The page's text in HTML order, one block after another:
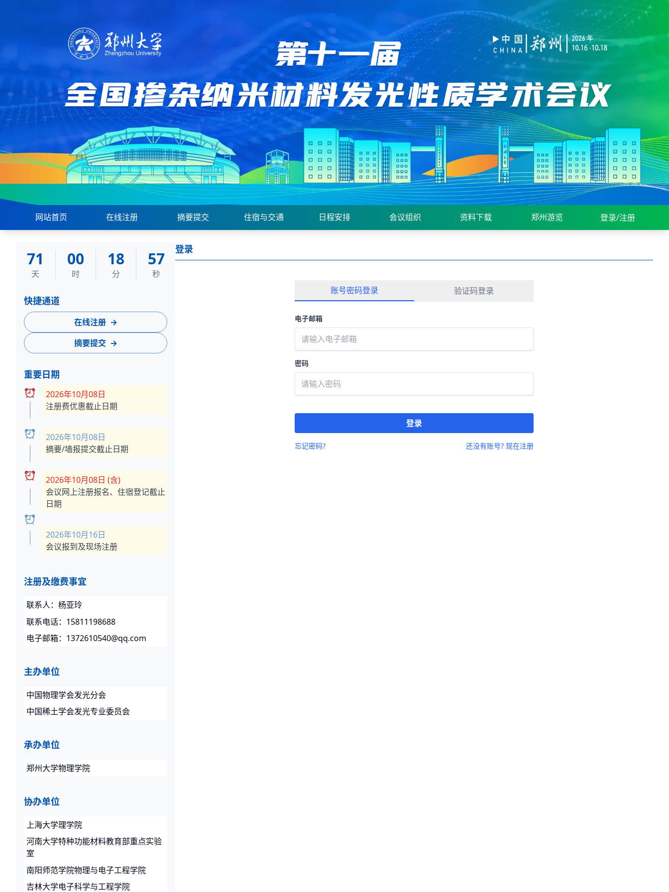
网站首页 在线注册 摘要提交 住宿与交通 日程安排 会议组织 资料下载 郑州游览 登录/注册
71
天
00
时
18
分
56
秒
快捷通道
在线注册 →
摘要提交 →
重要日期
2026年10月08日
注册费优惠截止日期
2026年10月08日
摘要/墙报提交截止日期
2026年10月08日 (含)
会议网上注册报名、住宿登记截止
日期
2026年10月16日
会议报到及现场注册
注册及缴费事宜
联系人：杨亚玲
联系电话：15811198688
电子邮箱：1372610540@qq.com
主办单位
中国物理学会发光分会
中国稀土学会发光专业委员会
承办单位
郑州大学物理学院
协办单位
上海大学理学院
河南大学特种功能材料教育部重点实验
室
南阳师范学院物理与电子工程学院
吉林大学电子科学与工程学院
登录
账号密码登录 验证码登录
电子邮箱
密码
登录
忘记密码? 还没有账号? 现在注册